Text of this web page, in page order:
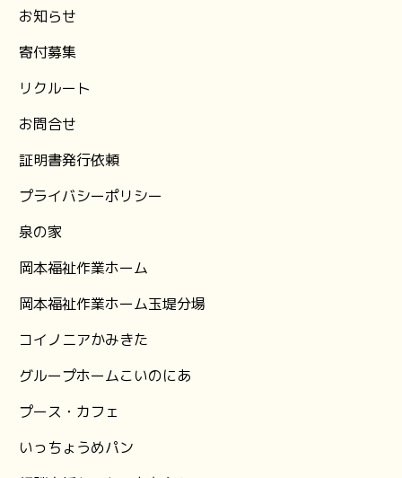
お知らせ
⁨寄付募集
リクルート
お問合せ
証明書発行依頼
プライバシーポリシー
泉の家
岡本福祉作業ホーム
岡本福祉作業ホーム玉堤分場
コイノニアかみきた
グループホームこいのにあ
プース・カフェ
いっちょうめパン